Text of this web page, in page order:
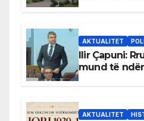
AKTUALITET
Ilir Çapuni:
mund të
AKTUALITET